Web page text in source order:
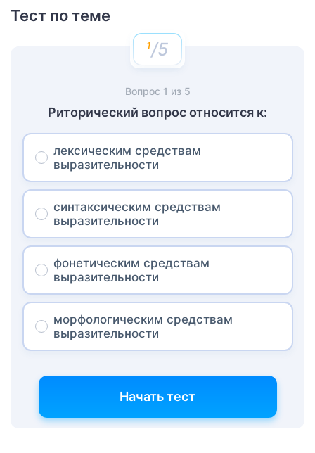
Тест по теме
/5
Вопрос 1 из 5
Риторический вопрос относится к:
лексическим средствам
выразительности
синтаксическим средствам
выразительности
фонетическим средствам
выразительности
морфологическим средствам
выразительности
Начать тест